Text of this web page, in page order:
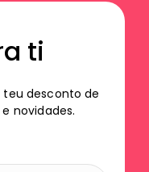
ti
teu desconto de
novidades.